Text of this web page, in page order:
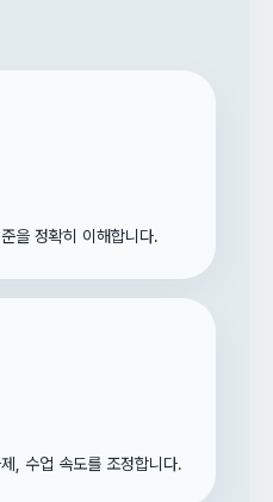
을 정확히 이해합니다.
, 수업 속도를 조정합니다.